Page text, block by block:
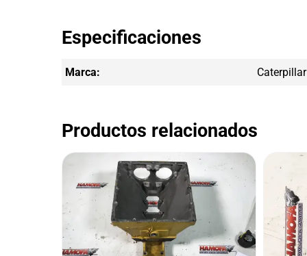
Especificaciones
Marca: Caterpillar
Productos relacionados